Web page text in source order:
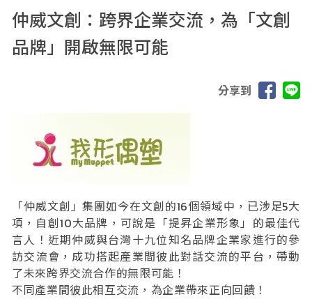
仲威文創：跨界企業交流，為「文創
品牌」開啟無限可能
分享到
「仲威文創」集團如今在文創的16個領域中，已涉足5大
項，自創10大品牌，可說是「提昇企業形象」的最佳代
言人！近期仲威與台灣十九位知名品牌企業家進行的參
訪交流會，成功搭起產業間彼此對話交流的平台，帶動
了未來跨界交流合作的無限可能！
不同產業間彼此相互交流，為企業帶來正向回饋！